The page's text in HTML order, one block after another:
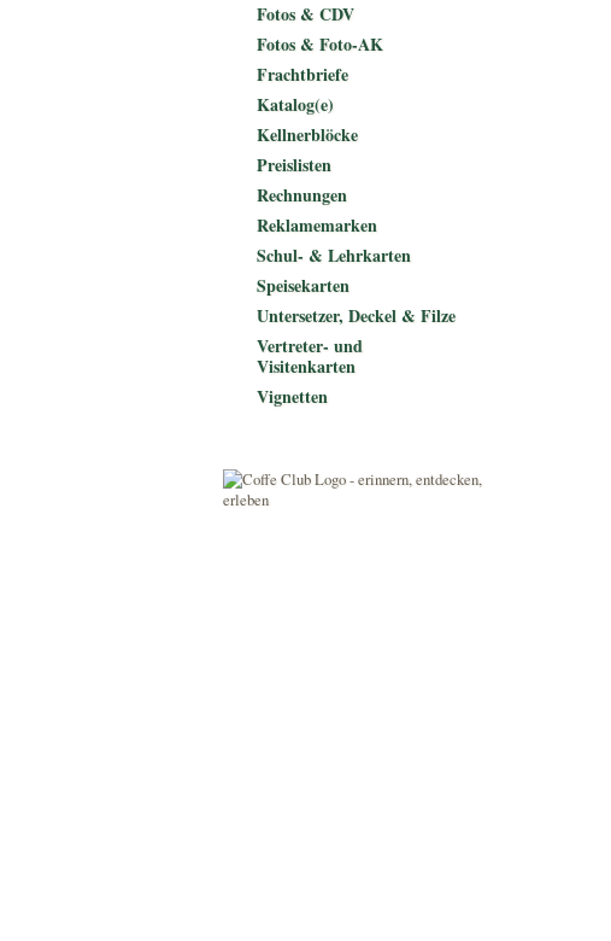
Fotos & CDV
Fotos & Foto-AK
Frachtbriefe
Katalog(e)
Kellnerblöcke
Preislisten
Rechnungen
Reklamemarken
Schul- & Lehrkarten
Speisekarten
Untersetzer, Deckel & Filze
Vertreter- und
Visitenkarten
Vignetten